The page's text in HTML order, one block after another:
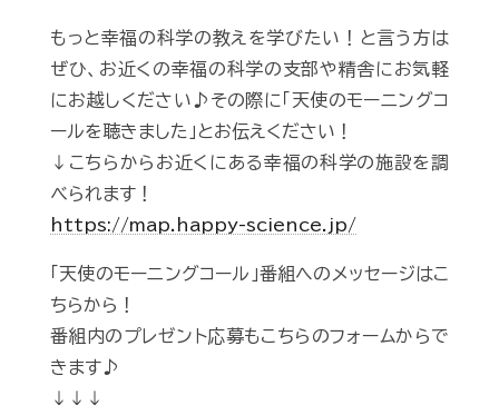
もっと幸福の科学の教えを学びたい！と言う方は
ぜひ、お近くの幸福の科学の支部や精舎にお気軽
にお越しください♪その際に「天使のモーニングコ
ールを聴きました」とお伝えください！
↓こちらからお近くにある幸福の科学の施設を調
べられます！
https://map.happy-science.jp/
「天使のモーニングコール」番組へのメッセージはこ
ちらから！
番組内のプレゼント応募もこちらのフォームからで
きます♪
↓↓↓